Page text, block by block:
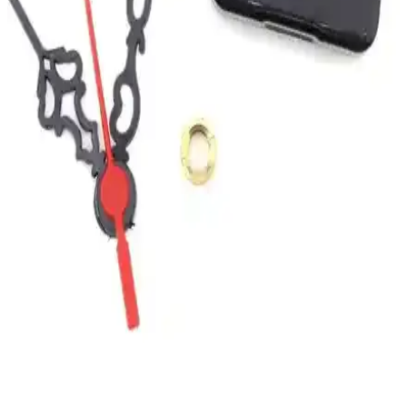
Apricity Renkli Daire Beton Duvar Saati Modern ve
Dayanıklı Tasarım Özellikleriyle
Apricity'nin el işçiliğiyle hazırlanan beton duvar saati, renkli ve
modern tasarımıyla odalara şıklık ve hareket getirir, uzun ömürlü
kullanım sağlar.
Dekoratif Cam Duvar Saati Yapay Güllerle Şıklık ve
Fonksiyon Bir Arada
27cm çapında, yapay güllerle süslenmiş dekoratif cam duvar saati,
yüksek kaliteli malzeme ve sessiz mekanizmasıyla iç mekanlara
estetik ve fonksiyonellik sunar.
MetaQuartz ve Dafhi Dekoratif Ahşap Duvar
Saatleri Karşılaştırması ve Seçim Rehberi
İki farklı duvar saati ürününün tasarım, malzeme, performans ve
kullanıcı yorumlarıyla detaylı karşılaştırması, ev dekorasyonuna